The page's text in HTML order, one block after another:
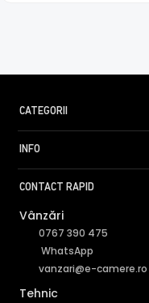
CATEGORII
INFO
CONTACT RAPID
Vânzări
0767 390 475
WhatsApp
vanzari@e-camere.ro
Tehnic